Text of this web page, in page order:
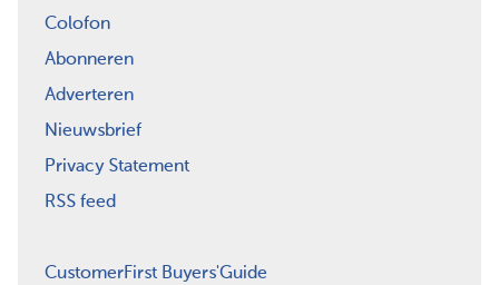
Colofon
Abonneren
Adverteren
Nieuwsbrief
Privacy Statement
RSS feed
CustomerFirst Buyers'Guide